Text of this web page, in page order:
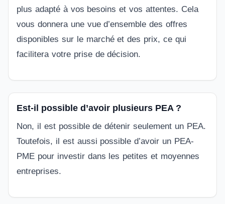
plus adapté à vos besoins et vos attentes. Cela
vous donnera une vue d’ensemble des offres
disponibles sur le marché et des prix, ce qui
facilitera votre prise de décision.
Est-il possible d’avoir plusieurs PEA ?
Non, il est possible de détenir seulement un PEA.
Toutefois, il est aussi possible d’avoir un PEA-
PME pour investir dans les petites et moyennes
entreprises.